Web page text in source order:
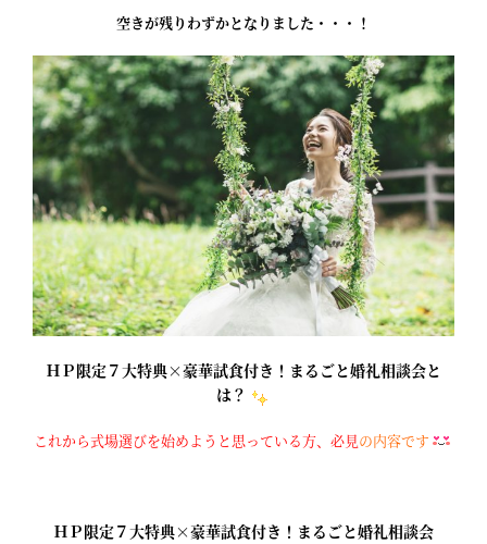
空きが残りわずかとなりました・・・！
ＨＰ限定７大特典×豪華試食付き！まるごと婚礼相談会と
は？
これから式場選びを始めようと思っている方、 必見の内容です
ＨＰ限定７大特典×豪華試食付き！まるごと婚礼相談会